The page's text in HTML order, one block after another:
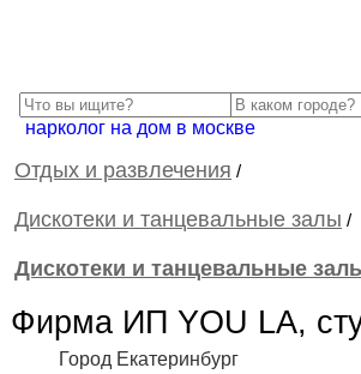
нарколог на дом в москве
Отдых и развлечения /
Дискотеки и танцевальные залы /
Дискотеки и танцевальные
Фирма ИП YOU LA,
Город Екатеринбург